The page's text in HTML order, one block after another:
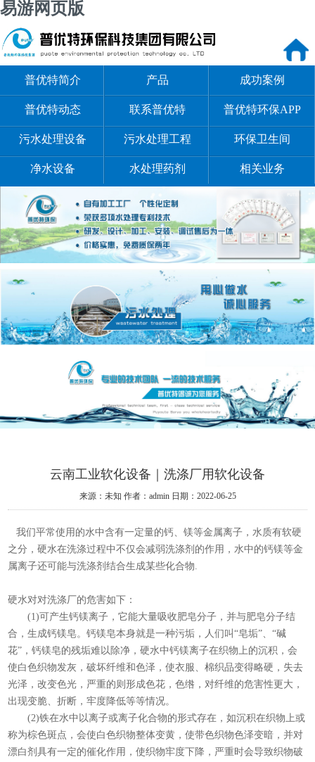
易游网页版
普优特简介 产品 成功案例
普优特动态 联系普优特 普优特环保APP
污水处理设备 污水处理工程 环保卫生间
净水设备 水处理药剂 相关业务
云南工业软化设备｜洗涤厂用软化设备
来源：未知 作者：admin 日期：2022-06-25
我们平常使用的水中含有一定量的钙、镁等金属离子，水质有软硬
之分，硬水在洗涤过程中不仅会减弱洗涤剂的作用，水中的钙镁等金
属离子还可能与洗涤剂结合生成某些化合物.
硬水对对洗涤厂的危害如下：
(1)可产生钙镁离子，它能大量吸收肥皂分子，并与肥皂分子结
合，生成钙镁皂。钙镁皂本身就是一种污垢，人们叫“皂垢”、“碱
花”，钙镁皂的残垢难以除净，硬水中钙镁离子在织物上的沉积，会
使白色织物发灰，破坏纤维和色泽，使衣服、棉织品变得略硬，失去
光泽，改变色光，严重的则形成色花，色绺，对纤维的危害性更大，
出现变脆、折断，牢度降低等等情况。
(2)铁在水中以离子或离子化合物的形式存在，如沉积在织物上或
称为棕色斑点，会使白色织物整体变黄，使带色织物色泽变暗，并对
漂白剂具有一定的催化作用，使织物牢度下降，严重时会导致织物破